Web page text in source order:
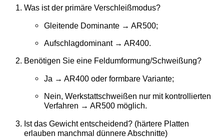
Was ist der primäre Verschleißmodus?
Gleitende Dominante → AR500;
Aufschlagdominant → AR400.
Benötigen Sie eine Feldumformung/Schweißung?
Ja → AR400 oder formbare Variante;
Nein, Werkstattschweißen nur mit kontrollierten
Verfahren → AR500 möglich.
Ist das Gewicht entscheidend? (härtere Platten
erlauben manchmal dünnere Abschnitte)